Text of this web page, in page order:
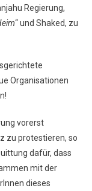
Regierung,
“ und Shaked, zu
Organisationen
vorerst
zu protestieren, so
dafür, dass
mit der
dieses